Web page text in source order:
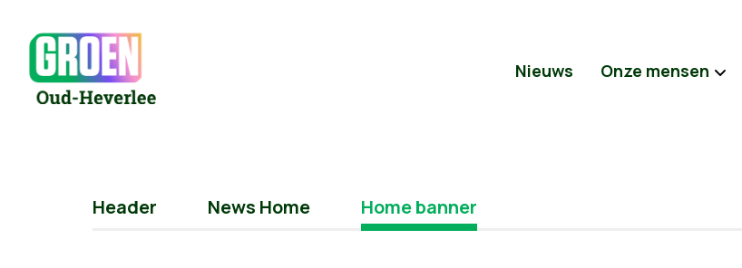
Nieuws Onze mensen
Header News Home Home banner